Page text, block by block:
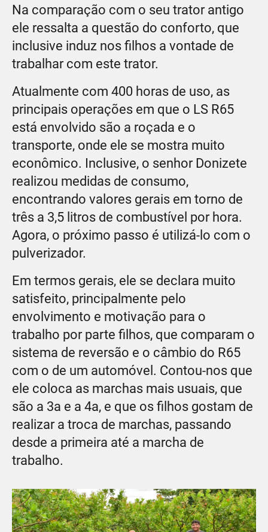
Na comparação com o seu trator antigo
ele ressalta a questão do conforto, que
inclusive induz nos filhos a vontade de
trabalhar com este trator.
Atualmente com 400 horas de uso, as
principais operações em que o LS R65
está envolvido são a roçada e o
transporte, onde ele se mostra muito
econômico. Inclusive, o senhor Donizete
realizou medidas de consumo,
encontrando valores gerais em torno de
três a 3,5 litros de combustível por hora.
Agora, o próximo passo é utilizá-lo com o
pulverizador.
Em termos gerais, ele se declara muito
satisfeito, principalmente pelo
envolvimento e motivação para o
trabalho por parte filhos, que comparam o
sistema de reversão e o câmbio do R65
com o de um automóvel. Contou-nos que
ele coloca as marchas mais usuais, que
são a 3a e a 4a, e que os filhos gostam de
realizar a troca de marchas, passando
desde a primeira até a marcha de
trabalho.